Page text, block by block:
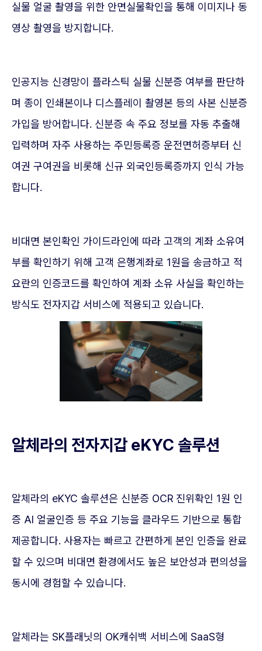
실물 얼굴 촬영을 위한 안면실물확인을 통해 이미지나 동
영상 촬영을 방지합니다.
인공지능 신경망이 플라스틱 실물 신분증 여부를 판단하
며 종이 인쇄본이나 디스플레이 촬영본 등의 사본 신분증
가입을 방어합니다. 신분증 속 주요 정보를 자동 추출해
입력하며 자주 사용하는 주민등록증 운전면허증부터 신
여권 구여권을 비롯해 신규 외국인등록증까지 인식 가능
합니다.
비대면 본인확인 가이드라인에 따라 고객의 계좌 소유여
부를 확인하기 위해 고객 은행계좌로 1원을 송금하고 적
요란의 인증코드를 확인하여 계좌 소유 사실을 확인하는
방식도 전자지갑 서비스에 적용되고 있습니다.
알체라의 전자지갑 eKYC 솔루션
알체라의 eKYC 솔루션은 신분증 OCR 진위확인 1원 인
증 AI 얼굴인증 등 주요 기능을 클라우드 기반으로 통합
제공합니다. 사용자는 빠르고 간편하게 본인 인증을 완료
할 수 있으며 비대면 환경에서도 높은 보안성과 편의성을
동시에 경험할 수 있습니다.
알체라는 SK플래닛의 OK캐쉬백 서비스에 SaaS형